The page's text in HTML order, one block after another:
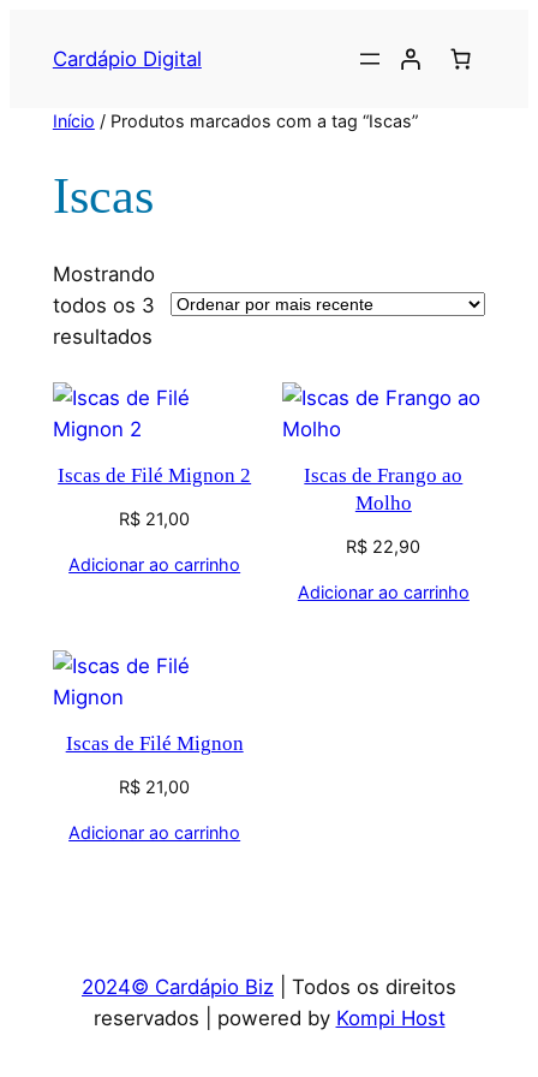
Cardápio Digital
Início / Produtos marcados com a tag “Iscas”
Iscas
Mostrando
todos os 3
resultados
Iscas de Filé Mignon 2
R$ 21,00
Adicionar ao carrinho
Iscas de Frango ao
Molho
R$ 22,90
Adicionar ao carrinho
Iscas de Filé Mignon
R$ 21,00
Adicionar ao carrinho
2024© Cardápio Biz | Todos os direitos
reservados | powered by Kompi Host